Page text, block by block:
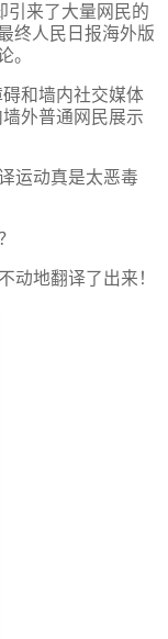
引来了大量网民的
终人民日报海外版
。
和墙内社交媒体
外普通网民展示
运动真是太恶毒
动地翻译了出来！